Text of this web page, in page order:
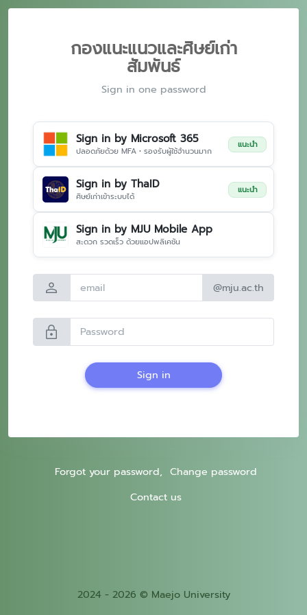
กองแนะแนวและศิษย์เก่า
สัมพันธ์
Sign in one password
Sign in by Microsoft 365
ปลอดภัยด้วย MFA • รองรับผู้ใช้จำนวนมาก
แนะนำ
Sign in by ThaID
ศิษย์เก่าเข้าระบบได้
แนะนำ
Sign in by MJU Mobile App
สะดวก รวดเร็ว ด้วยแอปพลิเคชัน
person @mju.ac.th
lock
Sign in
Forgot your password, Change password
Contact us
2024 - 2026 © Maejo University